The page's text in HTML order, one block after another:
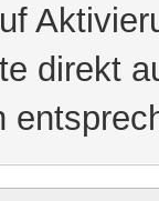
direkt